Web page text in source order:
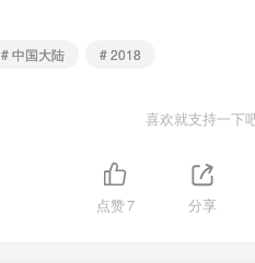
# 中国大陆 # 2018
喜欢就支持一下
点赞7 分享